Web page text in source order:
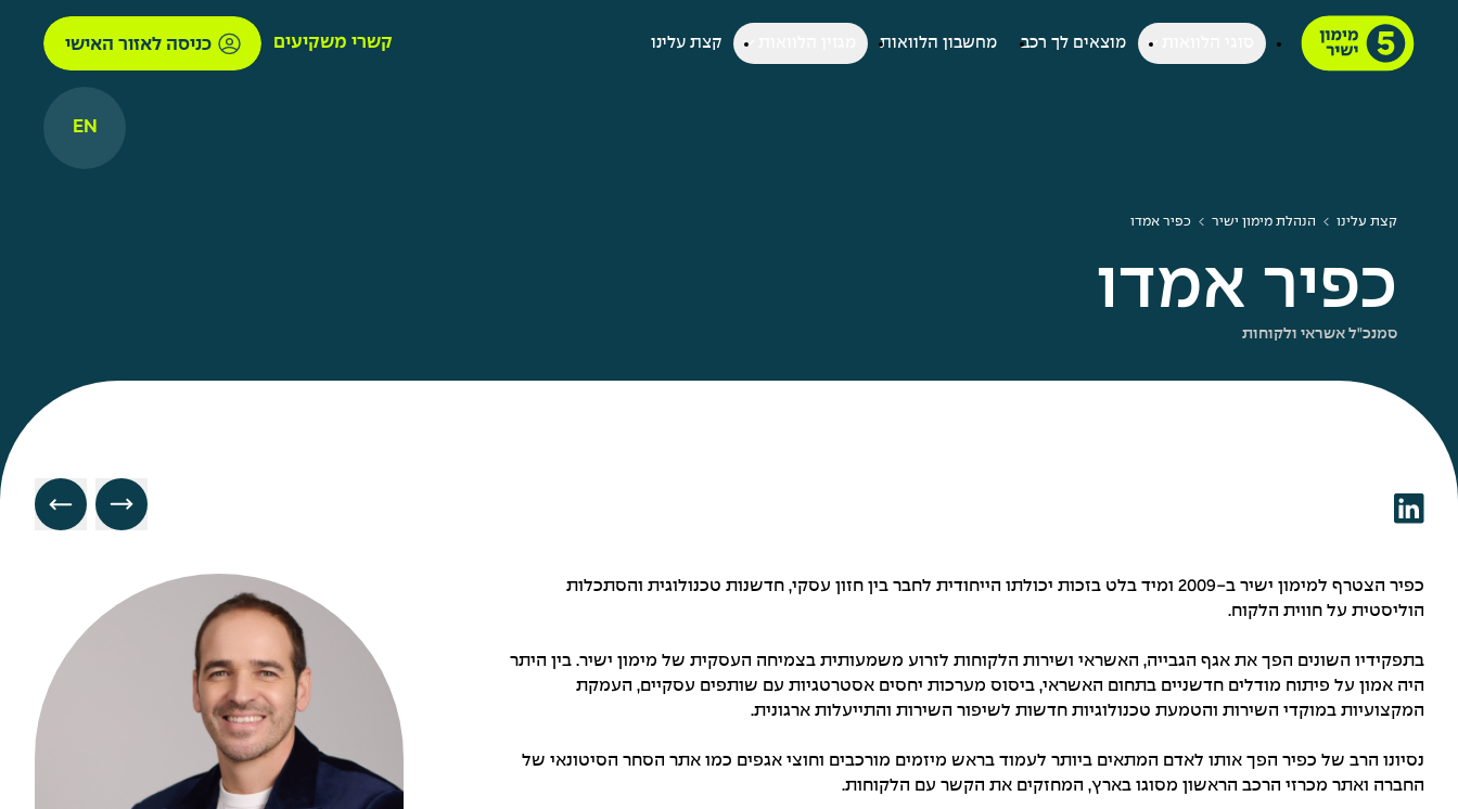
מוצאים לך רכב מחשבון הלוואות קצת עלינו קשרי משקיעים כניסה לאזור האישי
EN
קצת עלינו הנהלת מימון ישיר כפיר אמדו
כפיר אמדו
סמנכ"ל אשראי ולקוחות
כפיר הצטרף למימון ישיר ב-2009 ומיד בלט בזכות יכולתו הייחודית לחבר בין חזון עסקי, חדשנות טכנולוגית והסתכלות
הוליסטית על חווית הלקוח.
בתפקידיו השונים הפך את אגף הגבייה, האשראי ושירות הלקוחות לזרוע משמעותית בצמיחה העסקית של מימון ישיר. בין היתר
היה אמון על פיתוח מודלים חדשניים בתחום האשראי, ביסוס מערכות יחסים אסטרטגיות עם שותפים עסקיים, העמקת
המקצועיות במוקדי השירות והטמעת טכנולוגיות חדשות לשיפור השירות והתייעלות ארגונית.
נסיונו הרב של כפיר הפך אותו לאדם המתאים ביותר לעמוד בראש מיזמים מורכבים וחוצי אגפים כמו אתר הסחר הסיטונאי של
החברה ואתר מכרזי הרכב הראשון מסוגו בארץ, המחזקים את הקשר עם הלקוחות.